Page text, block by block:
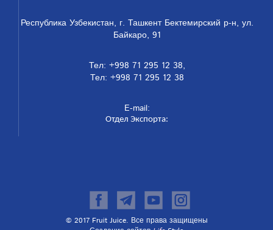
Республика Узбекистан, г. Ташкент Бектемирский р-н, ул.
Байкаро, 91
Тел: +998 71 295 12 38,
Тел: +998 71 295 12 38
E-mail:
Отдел Экспорта:
© 2017 Fruit Juice. Все права защищены